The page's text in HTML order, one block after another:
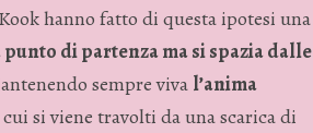
hanno fatto di questa ipotesi una
di partenza ma si spazia dalle
sempre viva l’anima
si viene travolti da una scarica di